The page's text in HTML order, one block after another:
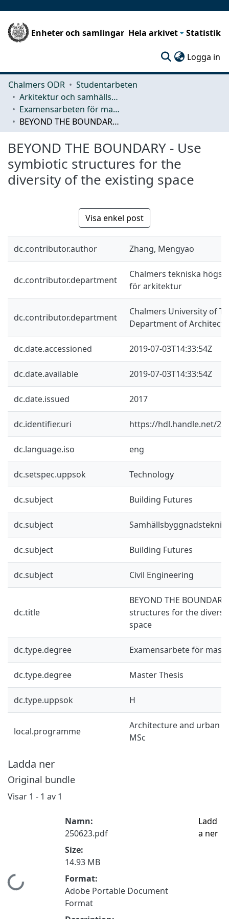
Enheter och samlingar Hela arkivet Statistik
Logga in
Chalmers ODR
Studentarbeten
Arkitektur och samhällsbyggnadsteknik (ACE)
Examensarbeten för masterexamen
BEYOND THE BOUNDARY - Use symbiotic structures for the diversity of the existing space
BEYOND THE BOUNDARY - Use
symbiotic structures for the
diversity of the existing space
Visa enkel post
dc.contributor.author Zhang, Mengyao
dc.contributor.department
Chalmers tekniska
för arkitektur
dc.contributor.department
Chalmers University of
Department of
dc.date.accessioned 2019-07-03T14:33:54Z
dc.date.available 2019-07-03T14:33:54Z
dc.date.issued 2017
dc.identifier.uri https://hdl.handle.net/
dc.language.iso eng
dc.setspec.uppsok Technology
dc.subject Building Futures
dc.subject Samhällsbyggnadsteknik
dc.subject Building Futures
dc.subject Civil Engineering
dc.title
BEYOND THE
structures for the
space
dc.type.degree Examensarbete för
dc.type.degree Master Thesis
dc.type.uppsok H
local.programme
Architecture and urban
MSc
Ladda ner
Original bundle
Visar 1 - 1 av 1
Hämtar...
Namn:
250623.pdf
Size:
14.93 MB
Format:
Adobe Portable Document
Format
Ladd
a ner